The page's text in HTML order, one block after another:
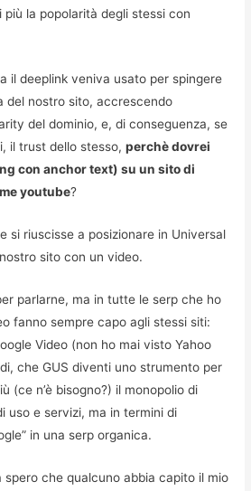
la popolarità degli stessi con
il deeplink veniva usato per spingere
del nostro sito, accrescendo
del dominio, e, di conseguenza, se
il trust dello stesso,perchè dovrei
con anchor text) su un sito di
youtube?
si riuscisse a posizionare in Universal
sito con un video.
parlarne, ma in tutte le serp che ho
fanno sempre capo agli stessi siti:
Video (non ho mai visto Yahoo
che GUS diventi uno strumento per
(ce n’è bisogno?) il monopolio di
uso e servizi, ma in termini di
in una serp organica.
spero che qualcuno abbia capito il mio